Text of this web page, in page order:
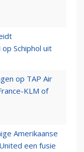
Schiphol uit
op TAP Air
KLM of
Amerikaanse
een fusie